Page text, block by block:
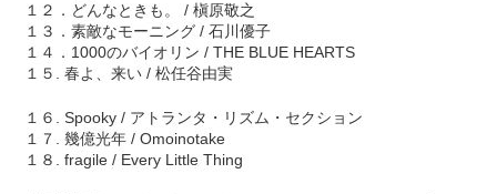
１２．どんなときも。 / 槇原敬之
１３．素敵なモーニング / 石川優子
１４．1000のバイオリン / THE BLUE HEARTS
１５. 春よ、来い / 松任谷由実
１６. Spooky / アトランタ・リズム・セクション
１７. 幾億光年 / Omoinotake
１８. fragile / Every Little Thing